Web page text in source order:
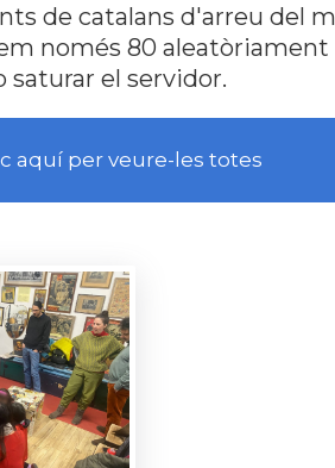
de catalans d'arreu del
només 80 aleatòriament
saturar el servidor.
aquí per veure-les totes